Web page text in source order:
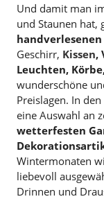
Und damit man
und Staunen hat,
handverlesenen
Geschirr, Kissen,
Leuchten,
wunderschöne
Preislagen. In
eine Auswahl an
wetterfesten
Wintermonaten
liebevoll
Drinnen und